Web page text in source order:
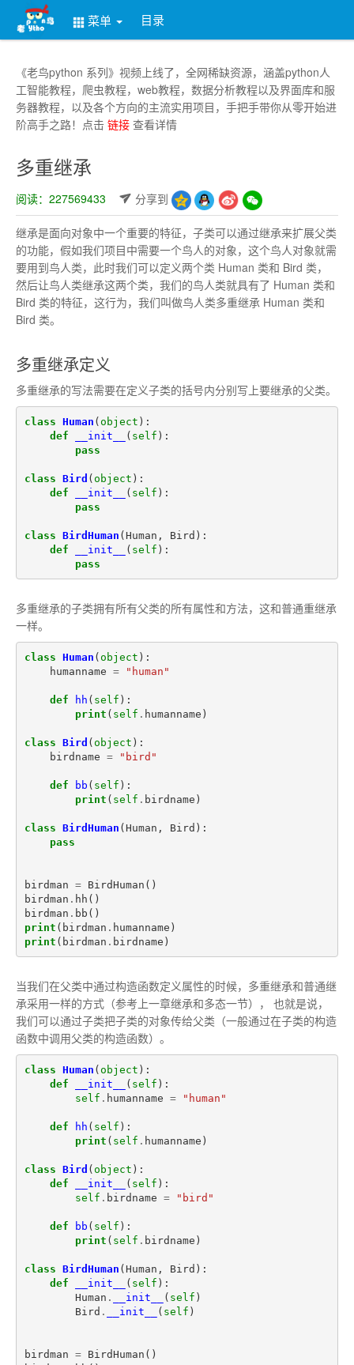
菜单 目录
《老鸟python 系列》视频上线了，全网稀缺资源，涵盖python人
工智能教程，爬虫教程，web教程，数据分析教程以及界面库和服
务器教程，以及各个方向的主流实用项目，手把手带你从零开始进
阶高手之路！点击 链接 查看详情
多重继承
阅读：227569433 分享到
继承是面向对象中一个重要的特征，子类可以通过继承来扩展父类
的功能，假如我们项目中需要一个鸟人的对象，这个鸟人对象就需
要用到鸟人类，此时我们可以定义两个类 Human 类和 Bird 类，
然后让鸟人类继承这两个类，我们的鸟人类就具有了 Human 类和
Bird 类的特征，这行为，我们叫做鸟人类多重继承 Human 类和
Bird 类。
多重继承定义
多重继承的写法需要在定义子类的括号内分别写上要继承的父类。
class Human ( object ):
def
__init__ ( self ):
pass
class Bird ( object ):
def
__init__ ( self ):
pass
class BirdHuman (Human , Bird ):
def
__init__ ( self ):
pass
多重继承的子类拥有所有父类的所有属性和方法，这和普通重继承
一样。
class Human ( object ):
humanname = "human"
def hh ( self ):
print ( self . humanname )
class Bird ( object ):
birdname = "bird"
def bb ( self ):
print ( self . birdname )
class BirdHuman (Human , Bird ):
pass
birdman = BirdHuman ()
birdman . hh ()
birdman . bb ()
print ( birdman . humanname )
print ( birdman . birdname )
当我们在父类中通过构造函数定义属性的时候，多重继承和普通继
承采用一样的方式（参考上一章继承和多态一节）， 也就是说，
我们可以通过子类把子类的对象传给父类（一般通过在子类的构造
函数中调用父类的构造函数）。
class Human ( object ):
def
__init__ ( self ):
self . humanname = "human"
def hh ( self ):
print ( self . humanname )
class Bird ( object ):
def
__init__ ( self ):
self . birdname = "bird"
def bb ( self ):
print ( self . birdname )
class BirdHuman (Human , Bird ):
def
__init__ ( self ):
Human . __init__ ( self )
Bird . __init__ ( self )
birdman = BirdHuman ()